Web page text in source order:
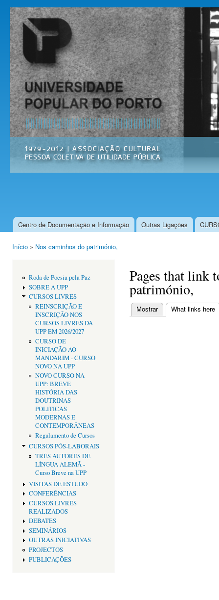
Universidade
Popular do
Porto
Associação
Cultural
Menu principal
Centro de Documentação e Informação Outras Ligações
Início » Nos caminhos do património,
Roda de Poesia pela Paz
SOBRE A UPP
CURSOS LIVRES
REINSCRIÇÃO E
INSCRIÇÃO NOS
CURSOS LIVRES DA
UPP EM 2026/2027
CURSO DE
INICIAÇÃO AO
MANDARIM - CURSO
NOVO NA UPP
NOVO CURSO NA
UPP: BREVE
HISTÓRIA DAS
DOUTRINAS
POLÍTICAS
MODERNAS E
CONTEMPORÂNEAS
Regulamento de Cursos
CURSOS PÓS-LABORAIS
TRÊS AUTORES DE
LÍNGUA ALEMÃ -
Curso Breve na UPP
VISITAS DE ESTUDO
CONFERÊNCIAS
CURSOS LIVRES
REALIZADOS
DEBATES
SEMINÁRIOS
OUTRAS INICIATIVAS
PROJECTOS
PUBLICAÇÕES
Pages that link
património,
Separadores
Mostrar What links here